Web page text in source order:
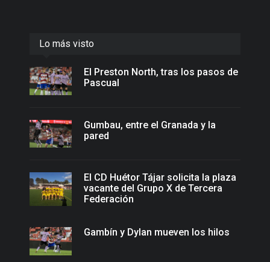
Lo más visto
El Preston North, tras los pasos de
Pascual
Gumbau, entre el Granada y la
pared
El CD Huétor Tájar solicita la plaza
vacante del Grupo X de Tercera
Federación
Gambín y Dylan mueven los hilos